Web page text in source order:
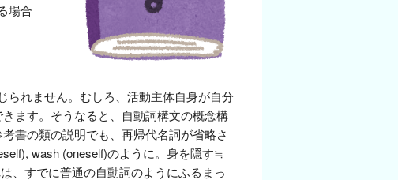
場合
られません。むしろ、活動主体自身が自分
ます。そうなると、自動詞構文の概念構
書の類の説明でも、再帰代名詞が省略さ
wash (oneself)のように。身を隠す≒
、すでに普通の自動詞のようにふるまっ